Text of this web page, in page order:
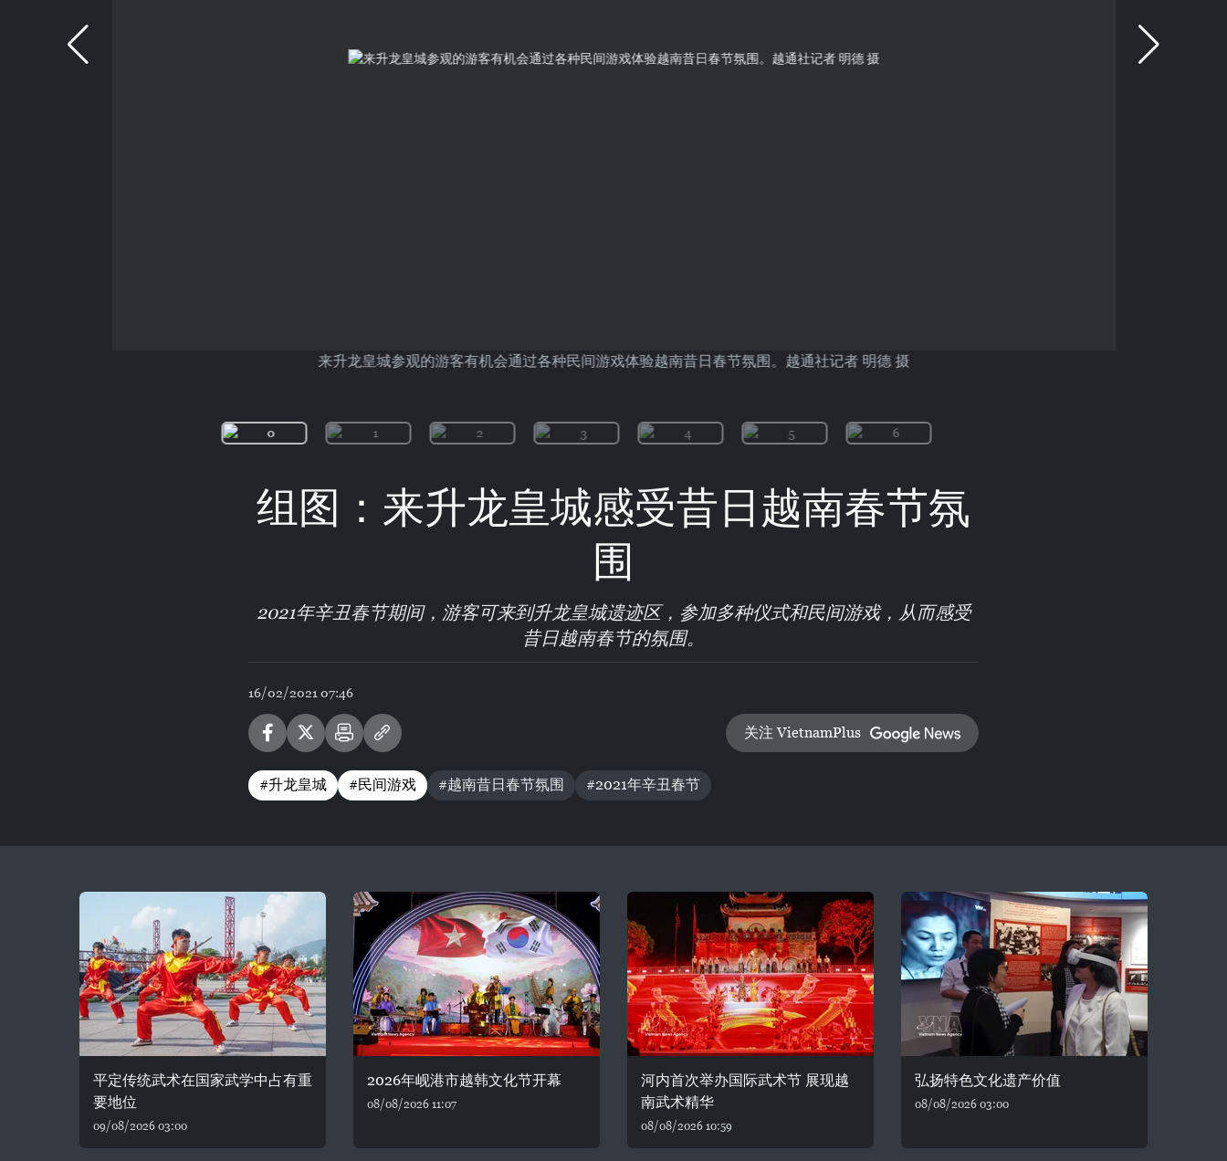
来升龙皇城参观的游客有机会通过各种民间游戏体验越南昔日春节氛围。越通社记者 明德 摄
组图：来升龙皇城感受昔日越南春节氛
围
2021年辛丑春节期间，游客可来到升龙皇城遗迹区，参加多种仪式和民间游戏，从而感受
昔日越南春节的氛围。
16/02/2021 07:46
关注 VietnamPlus
#升龙皇城 #民间游戏 #越南昔日春节氛围 #2021年辛丑春节
平定传统武术在国家武学中占有重
要地位
09/08/2026 03:00
2026年岘港市越韩文化节开幕
08/08/2026 11:07
河内首次举办国际武术节 展现越
南武术精华
08/08/2026 10:59
弘扬特色文化遗产价值
08/08/2026 03:00